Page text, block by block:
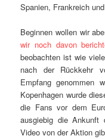
Spanien, Frankreich
Beginnen wollen wir
wir noch davon
beobachten ist wie
nach der Rückkehr
Empfang genommen
Kopenhagen wurde
die Fans vor dem
ausgiebig die Ankunft
Video von der Aktion